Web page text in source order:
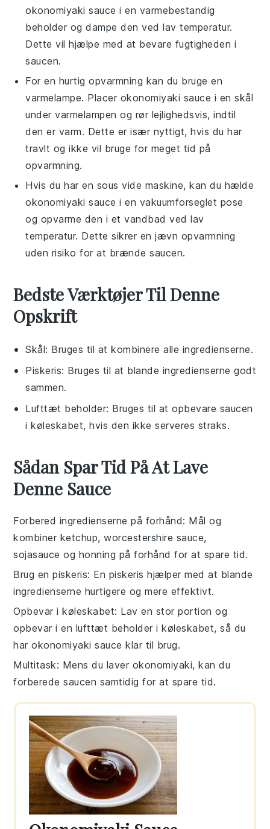
okonomiyaki sauce i en varmebestandig
beholder og dampe den ved lav temperatur.
Dette vil hjælpe med at bevare fugtigheden i
saucen.
For en hurtig opvarmning kan du bruge en
varmelampe. Placer okonomiyaki sauce i en skål
under varmelampen og rør lejlighedsvis, indtil
den er varm. Dette er især nyttigt, hvis du har
travlt og ikke vil bruge for meget tid på
opvarmning.
Hvis du har en sous vide maskine, kan du hælde
okonomiyaki sauce i en vakuumforseglet pose
og opvarme den i et vandbad ved lav
temperatur. Dette sikrer en jævn opvarmning
uden risiko for at brænde saucen.
Bedste Værktøjer Til Denne
Opskrift
Skål: Bruges til at kombinere alle ingredienserne.
Piskeris: Bruges til at blande ingredienserne godt
sammen.
Lufttæt beholder: Bruges til at opbevare saucen
i køleskabet, hvis den ikke serveres straks.
Sådan Spar Tid På At Lave
Denne Sauce
Forbered ingredienserne på forhånd: Mål og
kombiner ketchup,worcestershire sauce,
sojasauce og honning på forhånd for at spare tid.
Brug en piskeris: En piskeris hjælper med at blande
ingredienserne hurtigere og mere effektivt.
Opbevar i køleskabet: Lav en stor portion og
opbevar i en lufttæt beholder i køleskabet, så du
harokonomiyaki sauce klar til brug.
Multitask: Mens du laver okonomiyaki, kan du
forberede saucen samtidig for at spare tid.